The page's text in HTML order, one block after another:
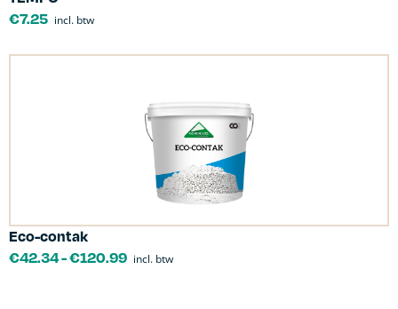
€7.25 incl. btw
Eco-contak
€42.34-€120.99 incl. btw